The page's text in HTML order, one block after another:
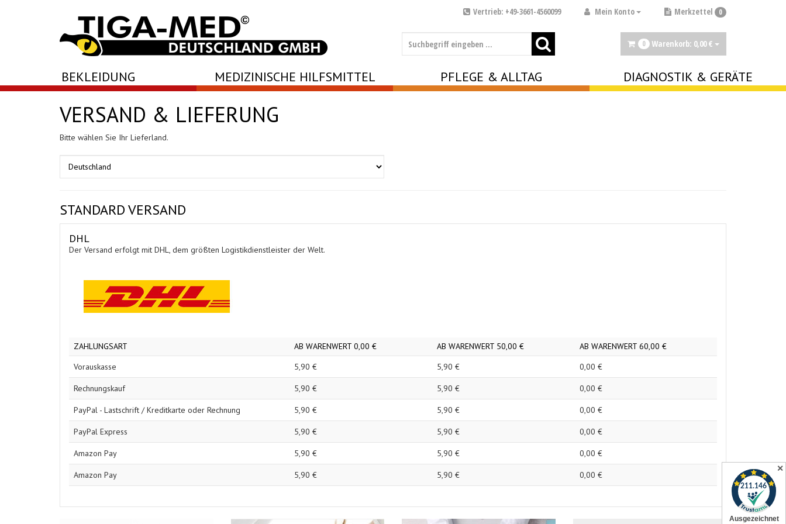
✕
Merkzettel 0
Mein Konto
Vertrieb: +49-3661-4560099
0 Warenkorb: 0,00 €
BEKLEIDUNG MEDIZINISCHE HILFSMITTEL PFLEGE & ALLTAG DIAGNOSTIK & GERÄTE
VERSAND & LIEFERUNG
Bitte wählen Sie Ihr Lieferland.
STANDARD VERSAND
DHL
Der Versand erfolgt mit DHL, dem größten Logistikdienstleister der Welt.
ZAHLUNGSART AB WARENWERT 0,00 € AB WARENWERT 50,00 € AB WARENWERT 60,00 €
Vorauskasse
5,90 € 5,90 € 0,00 €
Rechnungskauf 5,90 € 5,90 € 0,00 €
PayPal - Lastschrift / Kreditkarte oder Rechnung 5,90 € 5,90 € 0,00 €
PayPal Express 5,90 € 5,90 € 0,00 €
Amazon Pay 5,90 € 5,90 € 0,00 €
Amazon Pay 5,90 € 5,90 € 0,00 €